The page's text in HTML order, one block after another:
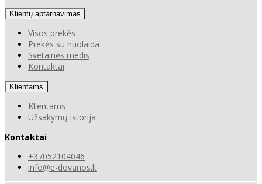
Klientų aptarnavimas
Visos prekės
Prekės su nuolaida
Svetainės medis
Kontaktai
Klientams
Klientams
Užsakymų istorija
Kontaktai
+37052104046
info@e-dovanos.lt